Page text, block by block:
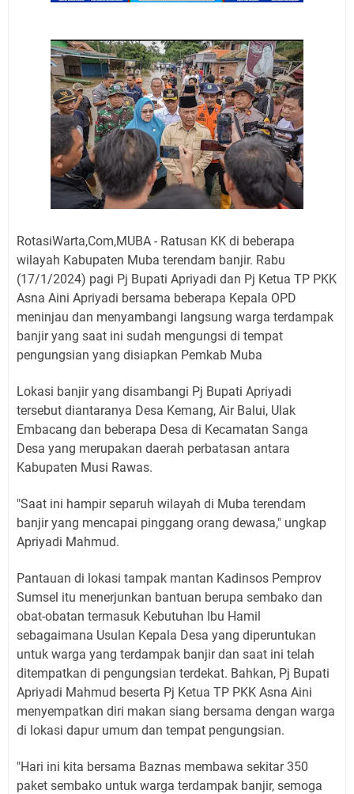
RotasiWarta,Com,MUBA - Ratusan KK di beberapa
wilayah Kabupaten Muba terendam banjir. Rabu
(17/1/2024) pagi Pj Bupati Apriyadi dan Pj Ketua TP PKK
Asna Aini Apriyadi bersama beberapa Kepala OPD
meninjau dan menyambangi langsung warga terdampak
banjir yang saat ini sudah mengungsi di tempat
pengungsian yang disiapkan Pemkab Muba
Lokasi banjir yang disambangi Pj Bupati Apriyadi
tersebut diantaranya Desa Kemang, Air Balui, Ulak
Embacang dan beberapa Desa di Kecamatan Sanga
Desa yang merupakan daerah perbatasan antara
Kabupaten Musi Rawas.
"Saat ini hampir separuh wilayah di Muba terendam
banjir yang mencapai pinggang orang dewasa," ungkap
Apriyadi Mahmud.
Pantauan di lokasi tampak mantan Kadinsos Pemprov
Sumsel itu menerjunkan bantuan berupa sembako dan
obat-obatan termasuk Kebutuhan Ibu Hamil
sebagaimana Usulan Kepala Desa yang diperuntukan
untuk warga yang terdampak banjir dan saat ini telah
ditempatkan di pengungsian terdekat. Bahkan, Pj Bupati
Apriyadi Mahmud beserta Pj Ketua TP PKK Asna Aini
menyempatkan diri makan siang bersama dengan warga
di lokasi dapur umum dan tempat pengungsian.
"Hari ini kita bersama Baznas membawa sekitar 350
paket sembako untuk warga terdampak banjir, semoga